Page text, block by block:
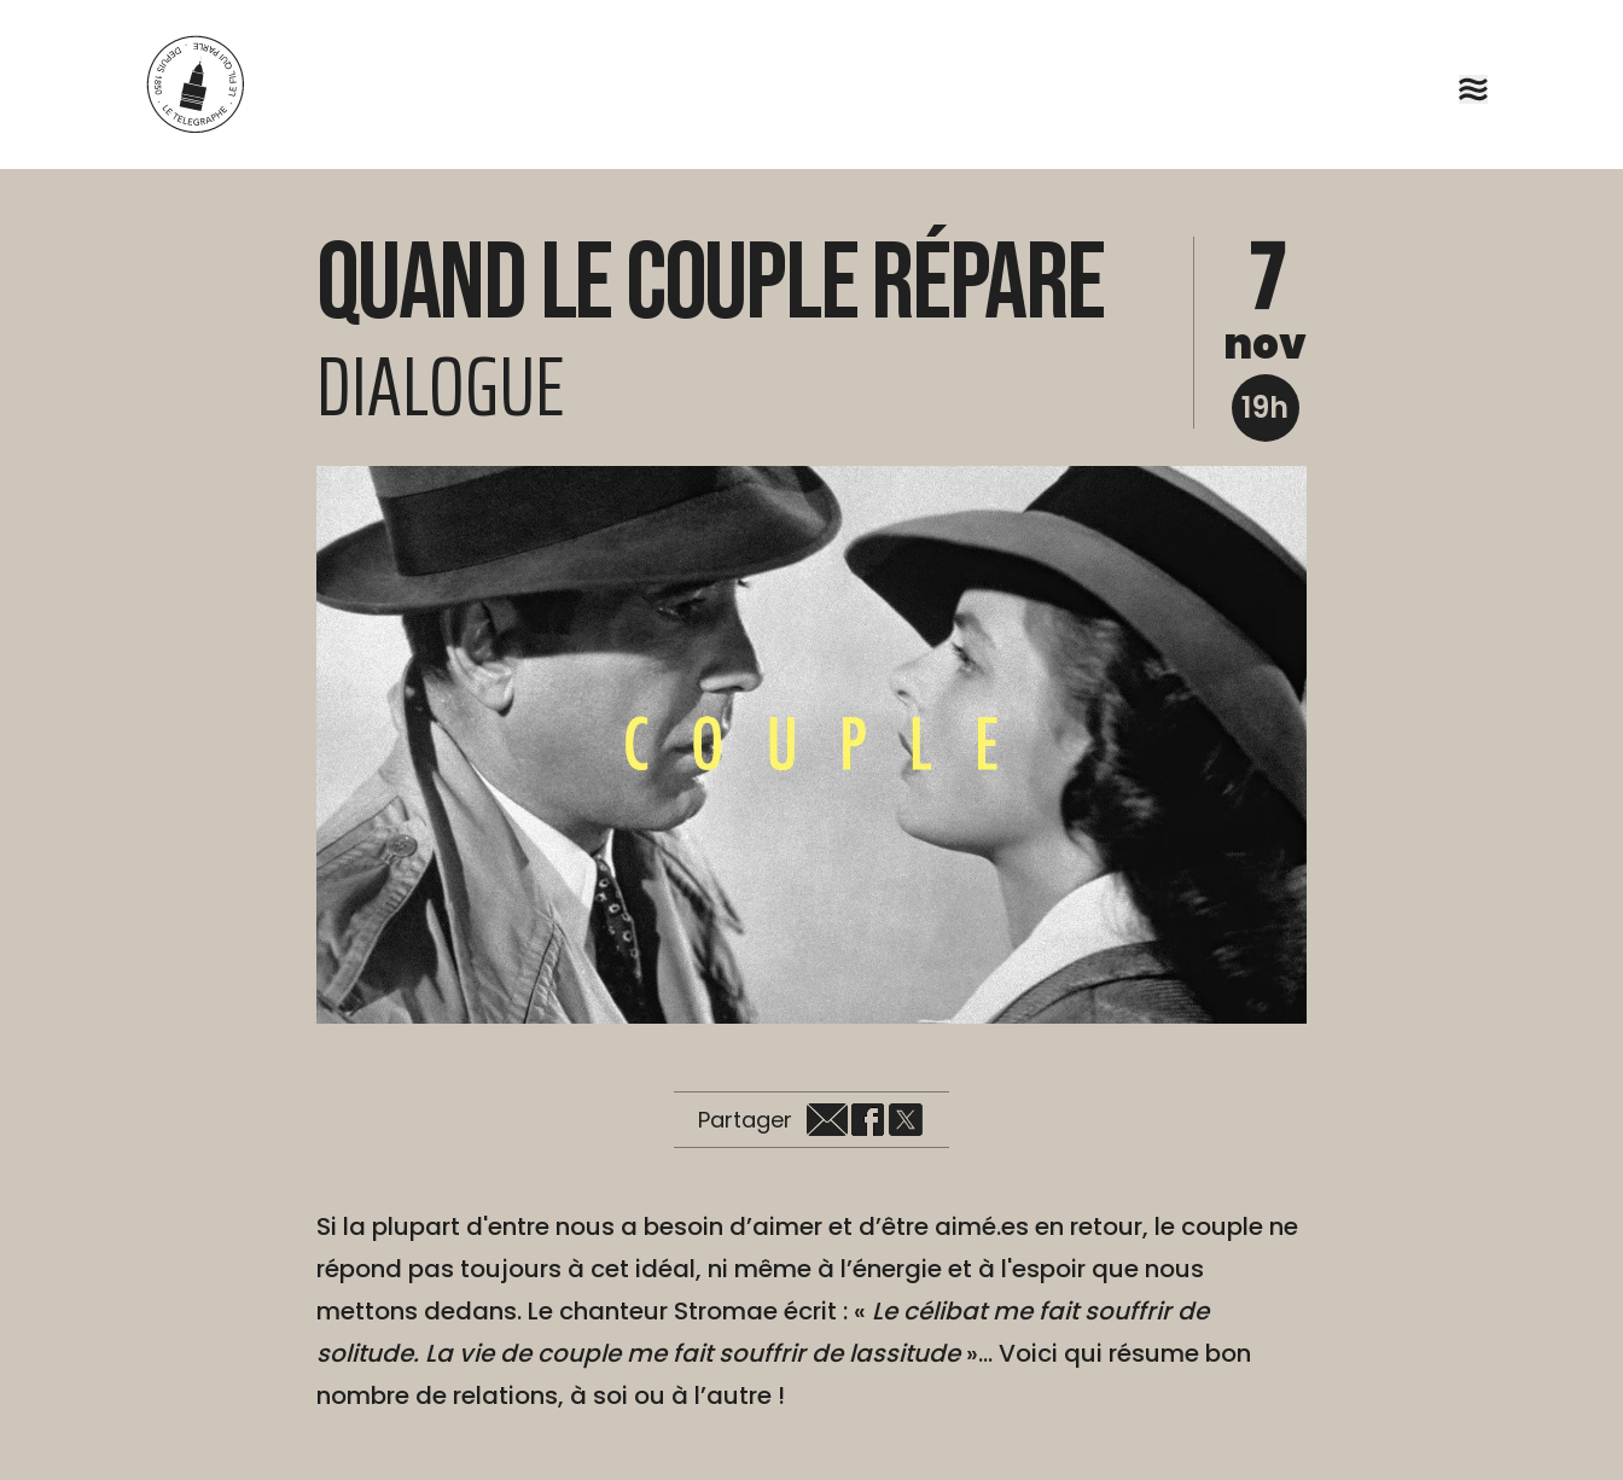
Quand le couple répare
DIALOGUE
7
nov
19h
Partager
Si la plupart d'entre nous a besoin d’aimer et d’être aimé.es en retour, le couple ne
répond pas toujours à cet idéal, ni même à l’énergie et à l'espoir que nous
mettons dedans. Le chanteur Stromae écrit : « Le célibat me fait souffrir de
solitude. La vie de couple me fait souffrir de lassitude»... Voici qui résume bon
nombre de relations, à soi ou à l’autre !